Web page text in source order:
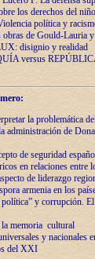
los derechos del niño
política y
obras de Gould-Lauria
disignio y realidad
versus
la problemática
administración de
de seguridad
en relaciones entre
de liderazgo
armenia en los
política” y corrupción.
la memoria cultural
y nacionales
del XXI